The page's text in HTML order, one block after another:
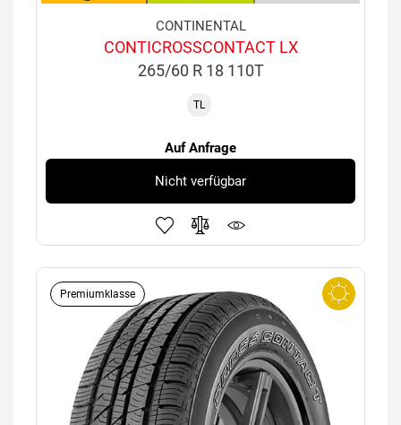
CONTINENTAL
CONTICROSSCONTACT LX
265/60 R 18 110T
TL
Auf Anfrage
Nicht verfügbar
Premiumklasse